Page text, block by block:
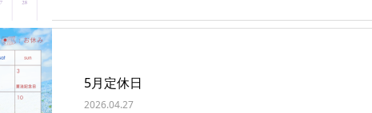
5月定休日
2026.04.27